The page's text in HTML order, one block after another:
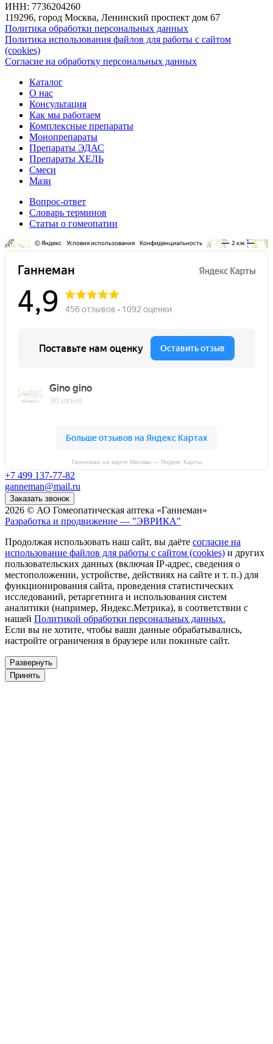
ИНН: 7736204260
119296, город Москва, Ленинский проспект дом 67
Политика обработки персональных данных
Политика использования файлов для работы с сайтом
(cookies)
Согласие на обработку персональных данных
Каталог
О нас
Консультация
Как мы работаем
Комплексные препараты
Монопрепараты
Препараты ЭДАС
Препараты ХЕЛЬ
Смеси
Мази
Вопрос-ответ
Словарь терминов
Статьи о гомеопатии
Ганнеман на карте Москвы — Яндекс Карты
+7 499 137-77-82
ganneman@mail.ru
Заказать звонок
2026 © АО Гомеопатическая аптека «Ганнеман»
Разработка и продвижение — "ЭВРИКА"
Продолжая использовать наш сайт, вы даёте согласие на
использование файлов для работы с сайтом (cookies) и других
пользовательских данных (включая IP-адрес, сведения о
местоположении, устройстве, действиях на сайте и т. п.) для
функционирования сайта, проведения статистических
исследований, ретаргетинга и использования систем
аналитики (например, Яндекс.Метрика), в соответствии с
нашей Политикой обработки персональных данных.
Если вы не хотите, чтобы ваши данные обрабатывались,
настройте ограничения в браузере или покиньте сайт.
Развернуть
Принять